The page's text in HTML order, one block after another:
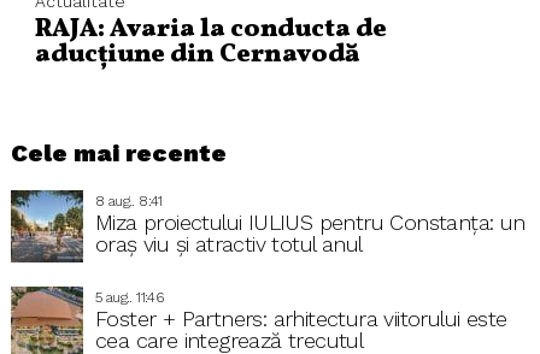
RAJA: Avaria la conducta de
aducțiune din Cernavodă
Cele mai recente
8 aug.. 8:41
Miza proiectului IULIUS pentru Constanța: un
oraș viu și atractiv totul anul
5 aug.. 11:46
Foster + Partners: arhitectura viitorului este
cea care integrează trecutul